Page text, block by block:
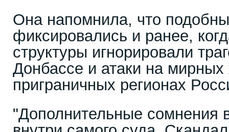
Она напомнила, что
фиксировались и ранее,
структуры игнорировали
Донбассе и атаки на мирных
приграничных регионах
"Дополнительные сомнения